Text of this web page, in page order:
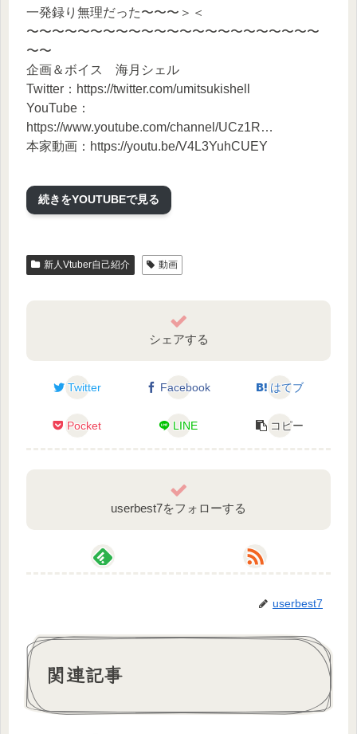
一発録り無理だった〜〜〜＞＜
〜〜〜〜〜〜〜〜〜〜〜〜〜〜〜〜〜〜〜〜〜〜〜
〜〜
企画＆ボイス 海月シェル
Twitter：https://twitter.com/umitsukishell
YouTube：
https://www.youtube.com/channel/UCz1R…
本家動画：https://youtu.be/V4L3YuhCUEY
トラックメーカー/動画 音鳴マシタ
Twitter：https://twitter.com/otonarimashita
〜〜〜〜〜〜〜〜〜〜〜〜〜〜〜〜〜〜〜〜〜〜〜
続きをYOUTUBEで見る
新人Vtuber自己紹介 動画
シェアする
Twitter Facebook はてブ
Pocket LINE コピー
userbest7をフォローする
userbest7
関連記事